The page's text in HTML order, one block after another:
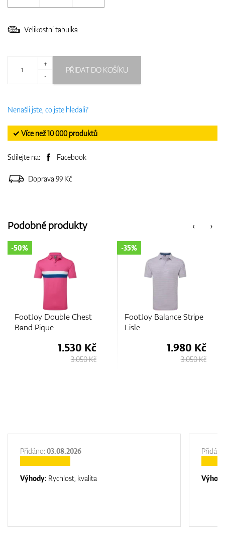
Velikostní tabulka
+
-
PŘIDAT DO KOŠÍKU
Nenašli jste, co jste hledali?
✓ Více než 10 000 produktů
Sdílejte na: Facebook
Doprava 99 Kč
‹
Podobné produkty ›
FootJoy Balance Stripe
Lisle
1.980 Kč
3.050 Kč
FootJoy Tipped
1.800
2.780
Přidáno: 03.08.2026
Výhody: Rychlost, kvalita